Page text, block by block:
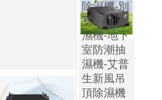
除濕機-別
墅吊頂除
濕機-地下
室防潮抽
濕機-艾普
生新風吊
頂除濕機